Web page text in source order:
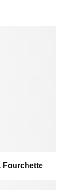
Fourchette